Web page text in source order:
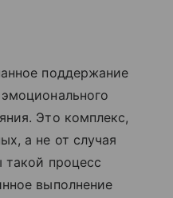
поддержание
Это комплекс,
а не от случая
такой процесс
выполнение